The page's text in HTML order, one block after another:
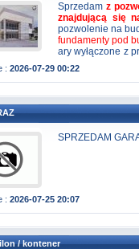
Sprzedam z
znajdującą się
pozwolenie na
fundamenty pod
ary wyłączone z
- 1 pas
- teren płaski,
się terenu.MEDIA:
działce i w100
podciągnięcie, -
granicy ze strefą
do autostrady
odległość 5 km
: 2026-07-29 00:22
SPRZEDAM
: 2026-07-25 20:07
/ kontener